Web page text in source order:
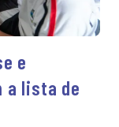
e
a lista de